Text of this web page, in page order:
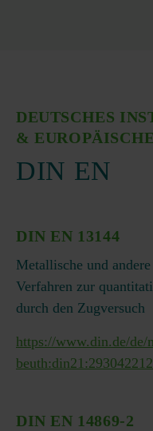
DEUTSCHES
&
DIN EN
DIN EN 13144
Metallische und
Verfahren zur
durch den Zugversuch
https://www.din.de/de/
beuth:din21:293042212
DIN EN 14869-2